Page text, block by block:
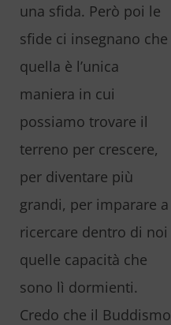
una sfida. Però poi le
sfide ci insegnano che
quella è l’unica
maniera in cui
possiamo trovare il
terreno per crescere,
per diventare più
grandi, per imparare a
ricercare dentro di noi
quelle capacità che
sono lì dormienti.
Credo che il Buddismo